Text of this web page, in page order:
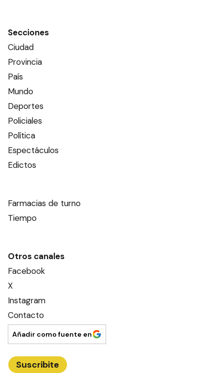
Secciones
Ciudad
Provincia
País
Mundo
Deportes
Policiales
Política
Espectáculos
Edictos
Farmacias de turno
Tiempo
Otros canales
Facebook
X
Instagram
Contacto
Añadir como fuente en
Suscribite